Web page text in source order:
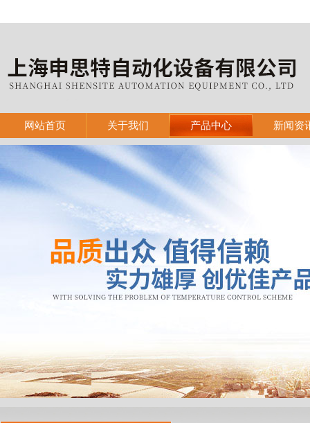
上海申思特自动化设备有限公司
网站首页 关于我们 产品中心 新闻资